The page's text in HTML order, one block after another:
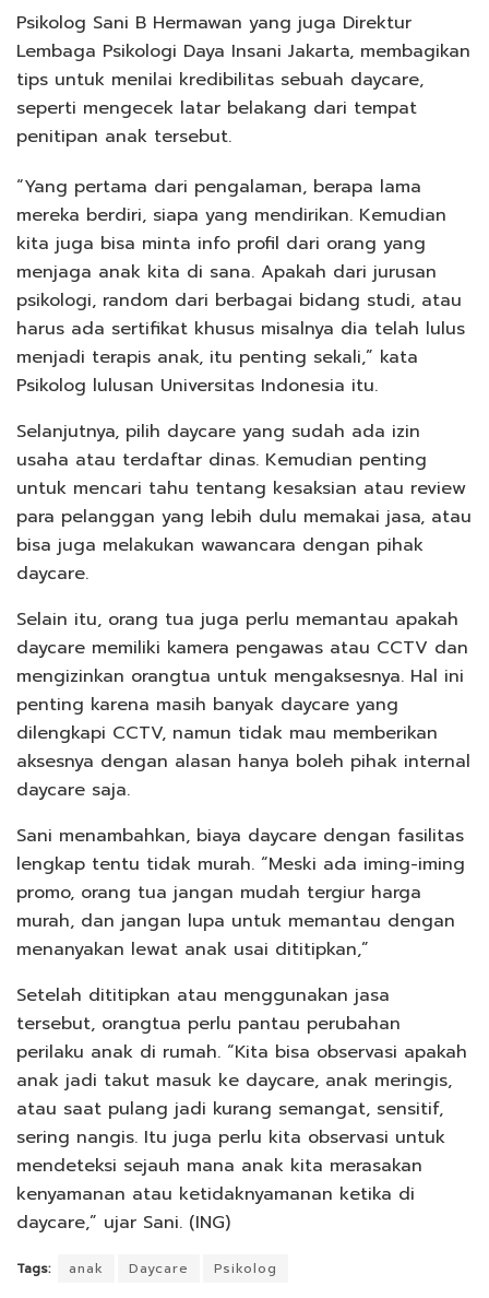
Psikolog Sani B Hermawan yang juga Direktur
Lembaga Psikologi Daya Insani Jakarta, membagikan
tips untuk menilai kredibilitas sebuah daycare,
seperti mengecek latar belakang dari tempat
penitipan anak tersebut.
“Yang pertama dari pengalaman, berapa lama
mereka berdiri, siapa yang mendirikan. Kemudian
kita juga bisa minta info profil dari orang yang
menjaga anak kita di sana. Apakah dari jurusan
psikologi, random dari berbagai bidang studi, atau
harus ada sertifikat khusus misalnya dia telah lulus
menjadi terapis anak, itu penting sekali,” kata
Psikolog lulusan Universitas Indonesia itu.
Selanjutnya, pilih daycare yang sudah ada izin
usaha atau terdaftar dinas. Kemudian penting
untuk mencari tahu tentang kesaksian atau review
para pelanggan yang lebih dulu memakai jasa, atau
bisa juga melakukan wawancara dengan pihak
daycare.
Selain itu, orang tua juga perlu memantau apakah
daycare memiliki kamera pengawas atau CCTV dan
mengizinkan orangtua untuk mengaksesnya. Hal ini
penting karena masih banyak daycare yang
dilengkapi CCTV, namun tidak mau memberikan
aksesnya dengan alasan hanya boleh pihak internal
daycare saja.
Sani menambahkan, biaya daycare dengan fasilitas
lengkap tentu tidak murah. “Meski ada iming-iming
promo, orang tua jangan mudah tergiur harga
murah, dan jangan lupa untuk memantau dengan
menanyakan lewat anak usai dititipkan,”
Setelah dititipkan atau menggunakan jasa
tersebut, orangtua perlu pantau perubahan
perilaku anak di rumah. “Kita bisa observasi apakah
anak jadi takut masuk ke daycare, anak meringis,
atau saat pulang jadi kurang semangat, sensitif,
sering nangis. Itu juga perlu kita observasi untuk
mendeteksi sejauh mana anak kita merasakan
kenyamanan atau ketidaknyamanan ketika di
daycare,” ujar Sani. (ING)
Tags: anak Daycare Psikolog